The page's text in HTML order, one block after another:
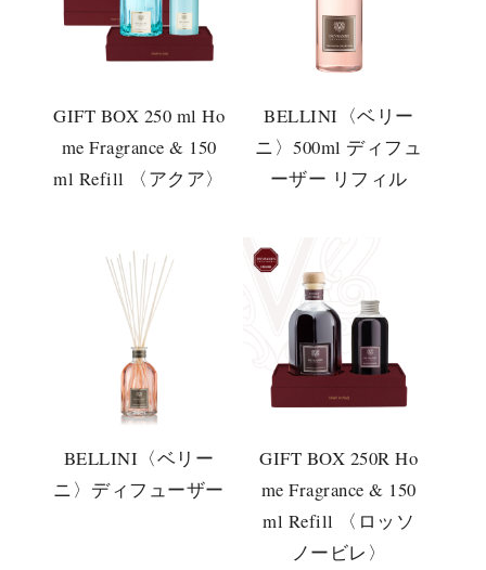
GIFT BOX 250 ml Ho
me Fragrance & 150
ml Refill 〈アクア〉
BELLINI〈ベリー
ニ〉500ml ディフュ
ーザー リフィル
BELLINI〈ベリー
ニ〉ディフューザー
GIFT BOX 250R Ho
me Fragrance & 150
ml Refill 〈ロッソ
ノービレ〉